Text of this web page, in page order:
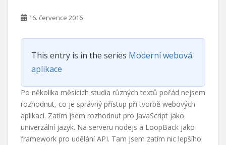
16. července 2016
This entry is in the series Moderní webová
aplikace
Po několika měsících studia různých textů pořád nejsem
rozhodnut, co je správný přístup při tvorbě webových
aplikací. Zatím jsem rozhodnut pro JavaScript jako
univerzální jazyk. Na serveru nodejs a LoopBack jako
framework pro udělání API. Tam jsem zatím nic lepšího